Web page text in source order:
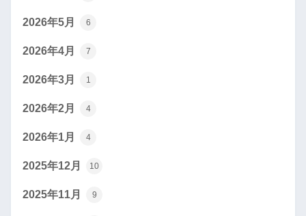
2026年5月 6
2026年4月 7
2026年3月 1
2026年2月 4
2026年1月 4
2025年12月 10
2025年11月 9